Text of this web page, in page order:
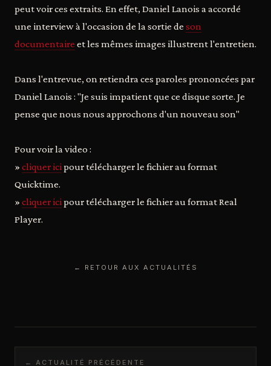
peut voir ces extraits. En effet, Daniel Lanois a accordé
une interview à l'occasion de la sortie de son
documentaire et les mêmes images illustrent l'entretien.
Dans l'entrevue, on retiendra ces paroles prononcées par
Daniel Lanois : "Je suis impatient que ce disque sorte. Je
pense que nous nous approchons d'un nouveau son"
Pour voir la video :
» cliquer icipour télécharger le fichier au format
Quicktime.
» cliquer icipour télécharger le fichier au format Real
Player.
← RETOUR AUX ACTUALITÉS
← ACTUALITÉ PRÉCÉDENTE